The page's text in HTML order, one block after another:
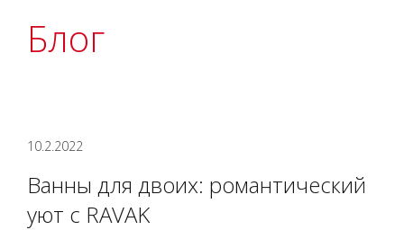
Блог
10.2.2022
Ванны для двоих: романтический
уют с RAVAK